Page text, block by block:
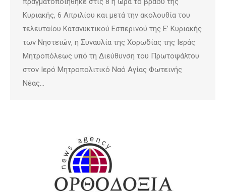
Κυριακής, 6 Απριλίου και μετά την ακολουθία του
τελευταίου Κατανυκτικού Εσπερινού της Ε’ Κυριακής
των Νηστειών, η Συναυλία της Χορωδίας της Ιεράς
Μητροπόλεως υπό τη Διεύθυνση του Πρωτοψάλτου
στον Ιερό Μητροπολιτικό Ναό Αγίας Φωτεινής
Νέας…